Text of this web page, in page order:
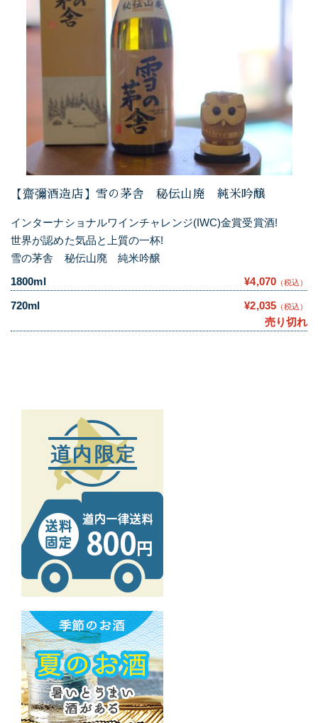
【齋彌酒造店】雪の茅舎 秘伝山廃 純米吟醸
インターナショナルワインチャレンジ(IWC)金賞受賞酒!
世界が認めた気品と上質の一杯!
雪の茅舎 秘伝山廃 純米吟醸
1800ml
¥4,070 （税込）
720ml ¥2,035 （税込）
売り切れ